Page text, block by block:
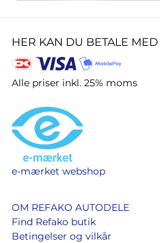
HER KAN DU BETALE MED
Alle priser inkl. 25% moms
e-mærket webshop
OM REFAKO AUTODELE
Find Refako butik
Betingelser og vilkår